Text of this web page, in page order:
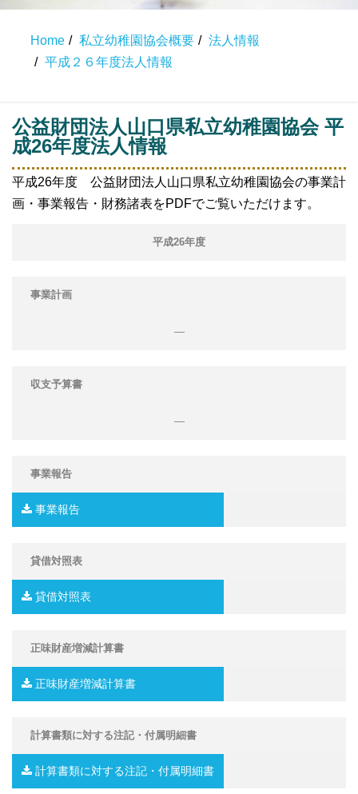
Home 私立幼稚園協会概要
法人情報
平成２６年度法人情報
公益財団法人山口県私立幼稚園協会 平
成26年度法人情報
平成26年度 公益財団法人山口県私立幼稚園協会の事業計
画・事業報告・財務諸表をPDFでご覧いただけます。
平成26年度
事業計画
―
収支予算書
―
事業報告
事業報告
貸借対照表
貸借対照表
正味財産増減計算書
正味財産増減計算書
計算書類に対する注記・付属明細書
計算書類に対する注記・付属明細書